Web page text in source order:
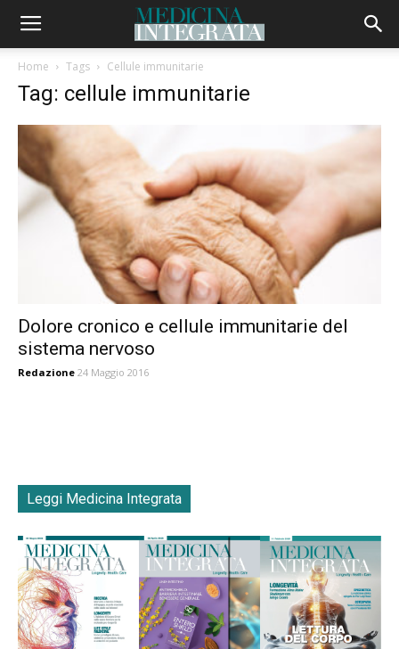
Home Tags Cellule immunitarie
Tag: cellule immunitarie
Dolore cronico e cellule immunitarie del
sistema nervoso
Redazione 24 Maggio 2016
Leggi Medicina Integrata